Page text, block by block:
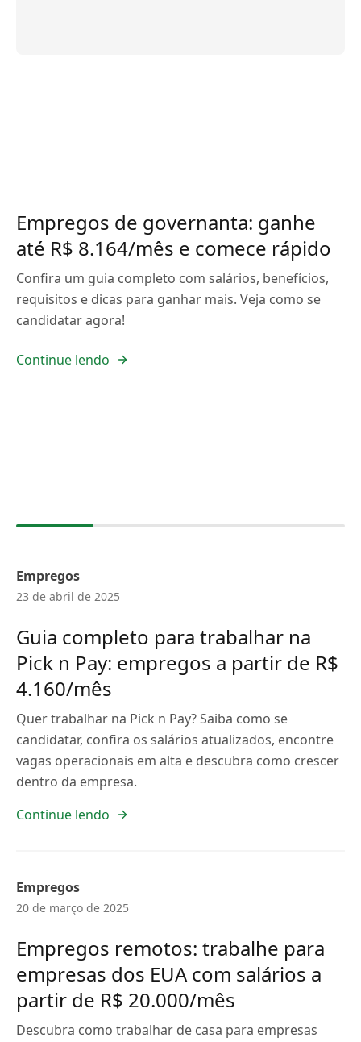
Empregos de governanta: ganhe
até R$ 8.164/mês e comece rápido
Confira um guia completo com salários, benefícios,
requisitos e dicas para ganhar mais. Veja como se
candidatar agora!
Continue lendo
Empregos
23 de abril de 2025
Guia completo para trabalhar na
Pick n Pay: empregos a partir de R$
4.160/mês
Quer trabalhar na Pick n Pay? Saiba como se
candidatar, confira os salários atualizados, encontre
vagas operacionais em alta e descubra como crescer
dentro da empresa.
Continue lendo
Empregos
20 de março de 2025
Empregos remotos: trabalhe para
empresas dos EUA com salários a
partir de R$ 20.000/mês
Descubra como trabalhar de casa para empresas